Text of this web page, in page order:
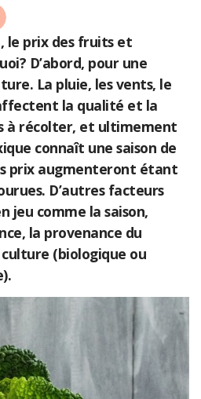
le prix des fruits et
D’abord, pour une
La pluie, les vents, le
la qualité et la
à récolter, et ultimement
connaît une saison de
prix augmenteront étant
D’autres facteurs
jeu comme la saison,
la provenance du
(biologique ou